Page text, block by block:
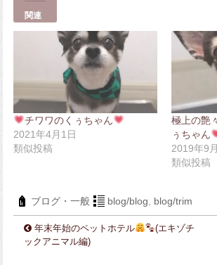
関連
チワワのくぅちゃん
2021年4月1日
類似投稿
極上の艶
ぅちゃん
2019年9
類似投稿
ブログ・一般 blog/blog blog/trim
年末年始のペットホテル
(エキゾチ
ックアニマル編)